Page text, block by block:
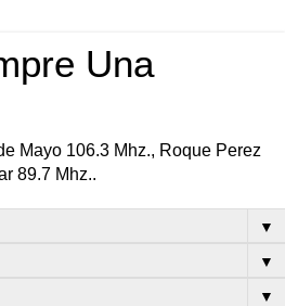
Una
Mayo 106.3 Mhz., Roque Perez
89.7 Mhz..
▼
▼
▼